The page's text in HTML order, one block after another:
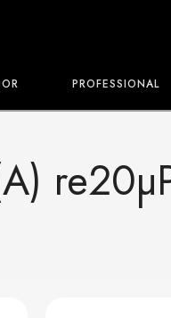
PROFESSIONAL